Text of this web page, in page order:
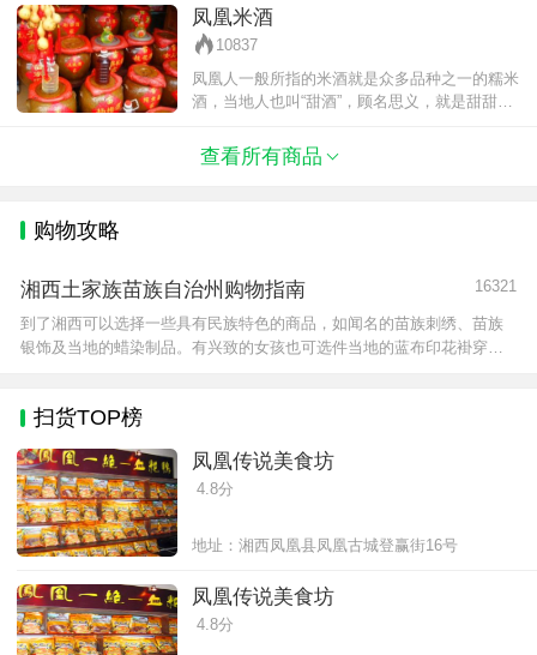
的艺术感。一般蜡染花布的颜色较丰富
凤凰米酒
10837
凤凰人一般所指的米酒就是众多品种之一的糯米
酒，当地人也叫“甜酒”，顾名思义，就是甜甜的
度，口味绵醇，不上头、不辣喉。其实
查看所有商品
购物攻略
湘西土家族苗族自治州购物指南 16321
到了湘西可以选择一些具有民族特色的商品，如闻名的苗族刺绣、苗族
银饰及当地的蜡染制品。有兴致的女孩也可选件当地的蓝布印花褂穿上
扫货TOP榜
凤凰传说美食坊
4.8分
地址：湘西凤凰县凤凰古城登赢街16号
凤凰传说美食坊
4.8分